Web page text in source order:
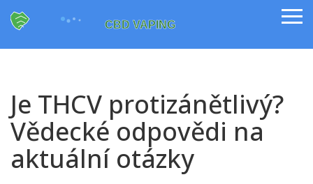
Je THCV protizánětlivý?
Vědecké odpovědi na
aktuální otázky